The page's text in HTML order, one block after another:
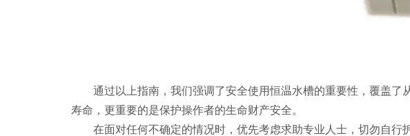
通过以上指南，我们强调了安全使用恒温水槽的重要性，覆盖了
寿命，更重要的是保护操作者的生命财产安全。
在面对任何不确定的情况时，优先考虑求助专业人士，切勿自行